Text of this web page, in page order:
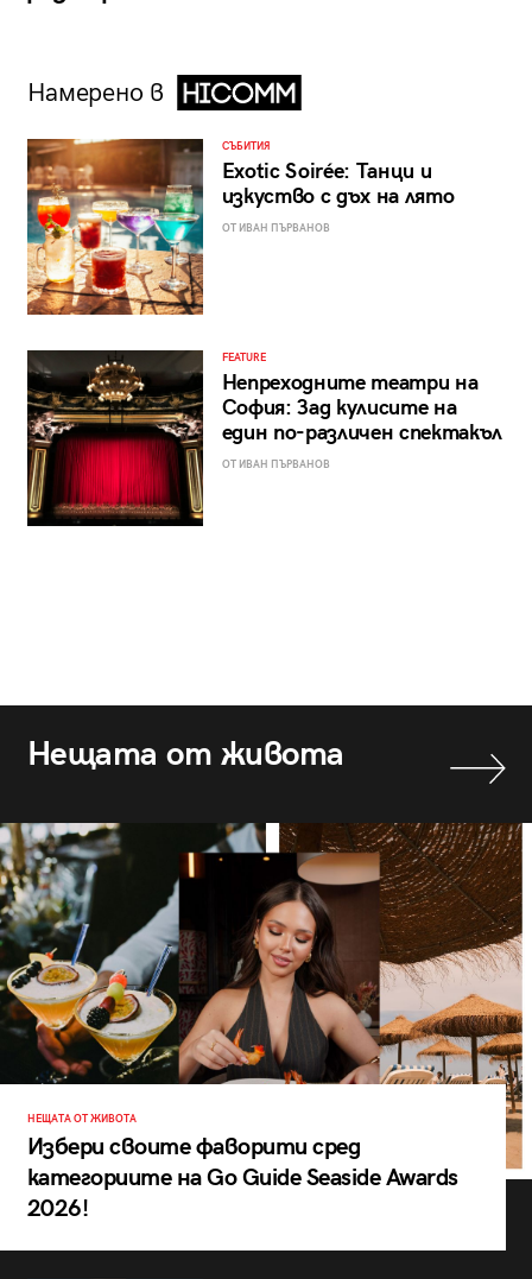
Намерено в
СЪБИТИЯ
Exotic Soirée: Танци и
изкуство с дъх на лято
ОТ ИВАН ПЪРВАНОВ
FEATURE
Непреходните театри на
София: Зад кулисите на
един по-различен спектакъл
ОТ ИВАН ПЪРВАНОВ
Нещата от живота
НЕЩАТА ОТ ЖИВОТА
Избери своите фаворити сред
категориите на Go Guide Seaside Awards
2026!